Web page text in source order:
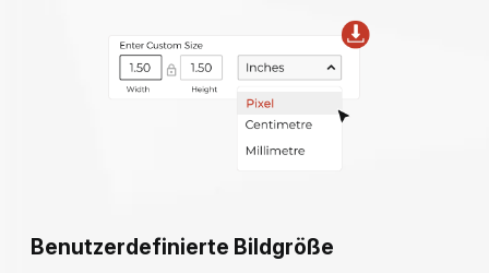
Benutzerdefinierte Bildgröße